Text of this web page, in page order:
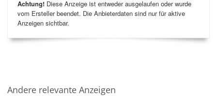
Achtung! Diese Anzeige ist entweder ausgelaufen oder wurde
vom Ersteller beendet. Die Anbieterdaten sind nur für aktive
Anzeigen sichtbar.
Andere relevante Anzeigen